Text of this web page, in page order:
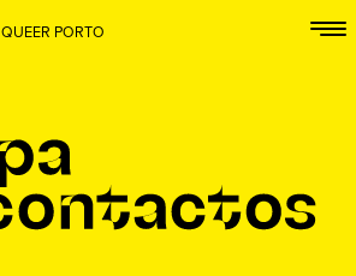
QUEER PORTO